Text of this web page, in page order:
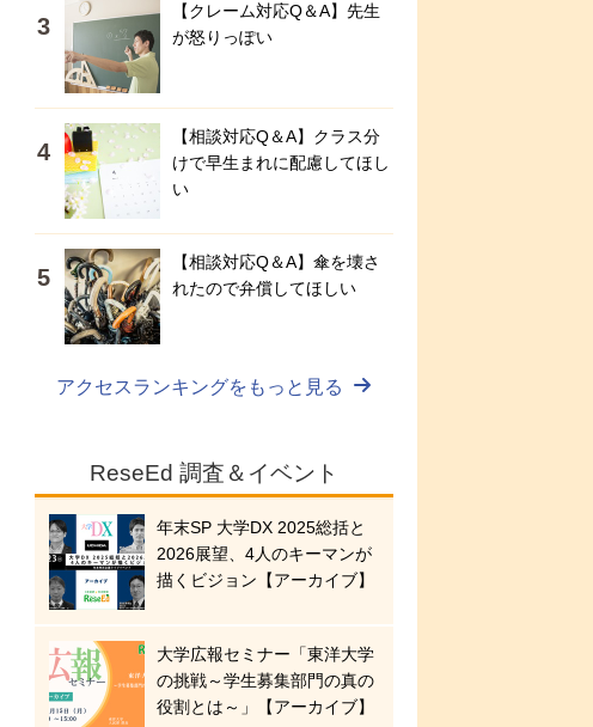
【クレーム対応Q＆A】先生
が怒りっぽい
【相談対応Q＆A】クラス分
けで早生まれに配慮してほし
い
【相談対応Q＆A】傘を壊さ
れたので弁償してほしい
アクセスランキングをもっと見る
ReseEd 調査＆イベント
年末SP 大学DX 2025総括と
2026展望、4人のキーマンが
描くビジョン【アーカイブ】
大学広報セミナー「東洋大学
の挑戦～学生募集部門の真の
役割とは～」【アーカイブ】